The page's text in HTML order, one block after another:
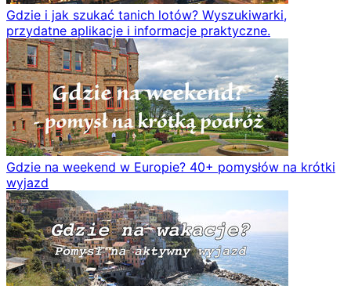
Gdzie i jak szukać tanich lotów? Wyszukiwarki,
przydatne aplikacje i informacje praktyczne.
Gdzie na weekend w Europie? 40+ pomysłów na krótki
wyjazd